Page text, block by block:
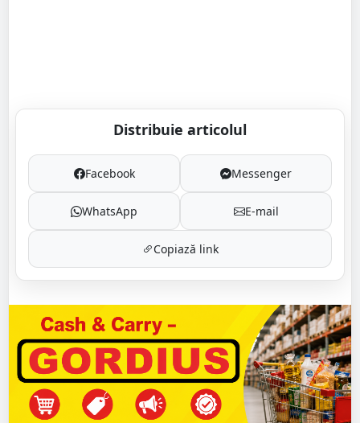
Distribuie articolul
Facebook Messenger
WhatsApp E-mail
Copiază link